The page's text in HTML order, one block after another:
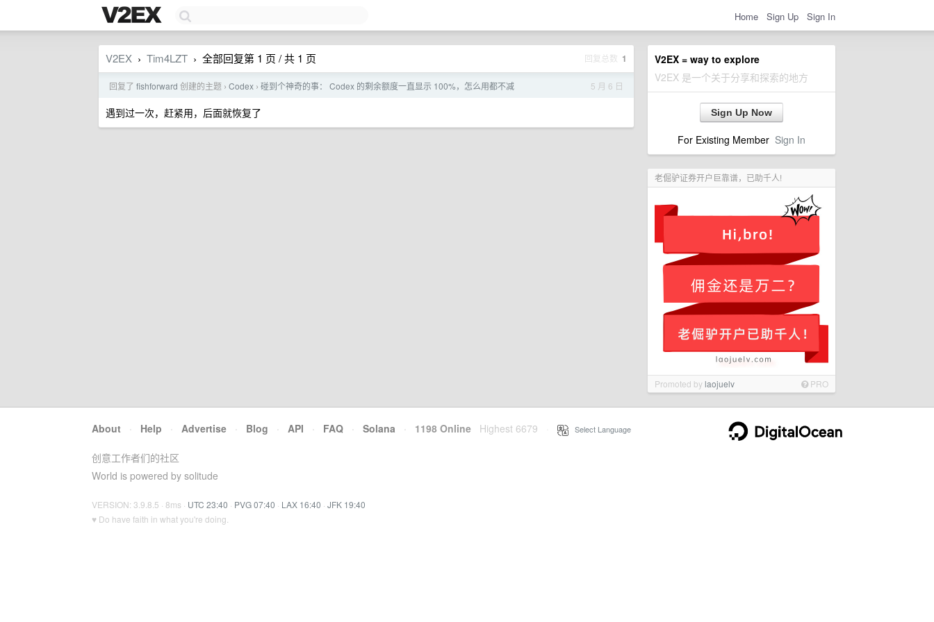
Home Sign Up Sign In
V2EX = way to explore
V2EX 是一个关于分享和探索的地方
Sign Up Now
For Existing Member Sign In
老倔驴证券开户巨靠谱，已助千人!
Promoted bylaojuelv PRO
V2EX › Tim4LZT › 全部回复第 1 页 / 共 1 页 回复总数 1
5 月 6 日
回复了 fishforward 创建的主题 › Codex › 碰到个神奇的事： Codex 的剩余额度一直显示 100%，怎么用都不减
遇到过一次，赶紧用，后面就恢复了
About · Help · Advertise · Blog · API · FAQ · Solana · 1198 Online Highest 6679 Select Language
创意工作者们的社区
World is powered by solitude
VERSION: 3.9.8.5 · 8ms · UTC 23:40 · PVG 07:40 · LAX 16:40 · JFK 19:40
♥ Do have faith in what you're doing.